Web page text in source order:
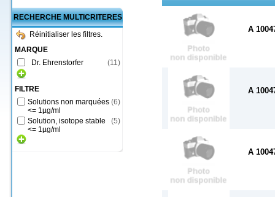
RECHERCHE MULTICRITERES
Réinitialiser les filtres.
MARQUE
Dr. Ehrenstorfer
(11)
FILTRE
Solutions non marquées
<= 1µg/ml
(6)
Solution, isotope stable
<= 1µg/ml
(5)
A
A
A